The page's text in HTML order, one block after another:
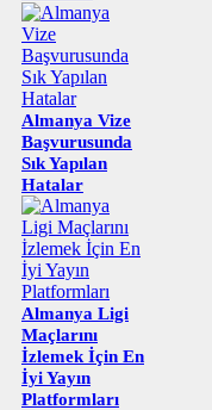
Almanya Vize
Başvurusunda
Sık Yapılan
Hatalar
Almanya Ligi
Maçlarını
İzlemek İçin En
İyi Yayın
Platformları